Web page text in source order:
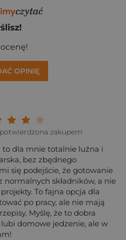
OPINIĘ
Twoja ocena:
Twoja ocena: Wybitna 9/
Twoja ocena: Rewelacyjna 8/
ocena: Bardzo dobra 7/10"
ocena: Dobra 6/10"
Przeciętna 5/10"
być 4/10"
3/10"2/10"
1/10"
zakupem
to dla mnie totalnie luźna i
bez zbędnego
się podejście, że gotowanie
normalnych składników, a nie
To fajna opcja dla
po pracy, ale nie mają
Myślę, że to dobra
domowe jedzenie, ale w